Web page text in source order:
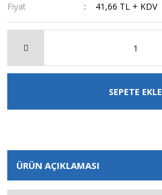
Fiyat
41,66 TL + KDV
SEPETE EKLE
ÜRÜN AÇIKLAMASI